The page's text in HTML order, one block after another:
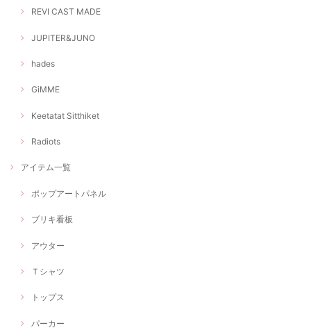
REVI CAST MADE
JUPITER&JUNO
hades
GiMME
Keetatat Sitthiket
Radiots
アイテム一覧
ポップアートパネル
ブリキ看板
アウター
Ｔシャツ
トップス
パーカー